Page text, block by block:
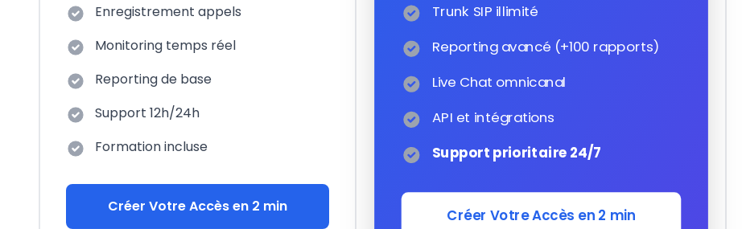
Enregistrement appels
Monitoring temps réel
Reporting de base
Support 12h/24h
Formation incluse
Créer Votre Accès en 2 min
Trunk SIP illimité
Reporting avancé (+100 rapports)
Live Chat omnicanal
API et intégrations
Support prioritaire 24/7
Créer Votre Accès en 2 min